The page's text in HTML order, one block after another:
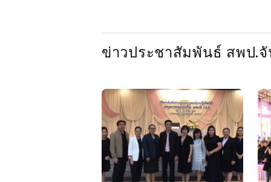
ข่าวประชาสัมพันธ์ สพป.จั